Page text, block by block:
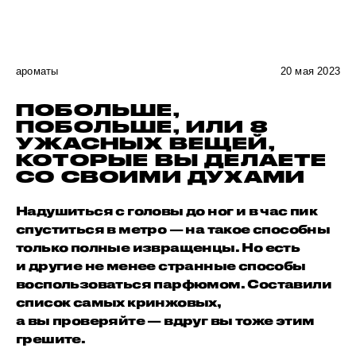
ароматы 20 мая 2023
ПОБОЛЬШЕ,
ПОБОЛЬШЕ, ИЛИ 8
УЖАСНЫХ ВЕЩЕЙ,
КОТОРЫЕ ВЫ ДЕЛАЕТЕ
СО СВОИМИ ДУХАМИ
Надушиться с головы до ног и в час пик
спуститься в метро — на такое способны
только полные извращенцы. Но есть
и другие не менее странные способы
воспользоваться парфюмом. Составили
список самых кринжовых,
а вы проверяйте — вдруг вы тоже этим
грешите.